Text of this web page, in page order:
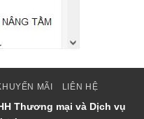
MÃI LIÊN HỆ
Thương mại và Dịch vụ